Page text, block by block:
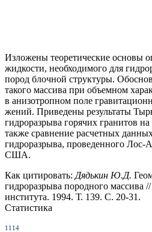
Изложены теоретические основы
жидкости, необходимого для
пород блочной структуры.
такого массива при объемном
в анизотропном поле
жений. Приведены результаты
гидроразрыва горячих гранитов
также сравнение расчетных
гидроразрыва, проведенного Лос-
США.
Как цитировать: Дядькин Ю.Д.
гидроразрыва породного массива
института. 1994. Т. 139. С. 20-31.
Статистика
1114